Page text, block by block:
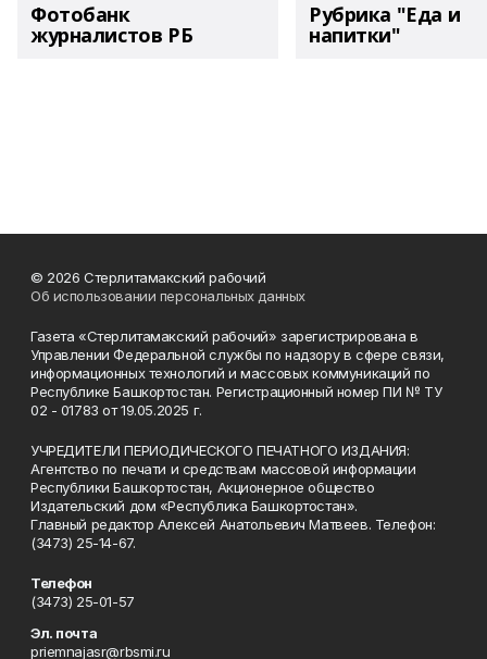
Фотобанк
журналистов РБ
Рубрика "Еда и
напитки"
© 2026 Стерлитамакский рабочий
Об использовании персональных данных
Газета «Стерлитамакский рабочий» зарегистрирована в
Управлении Федеральной службы по надзору в сфере связи,
информационных технологий и массовых коммуникаций по
Республике Башкортостан. Регистрационный номер ПИ № ТУ
02 - 01783 от 19.05.2025 г.
УЧРЕДИТЕЛИ ПЕРИОДИЧЕСКОГО ПЕЧАТНОГО ИЗДАНИЯ:
Агентство по печати и средствам массовой информации
Республики Башкортостан, Акционерное общество
Издательский дом «Республика Башкортостан».
Главный редактор Алексей Анатольевич Матвеев. Телефон:
(3473) 25-14-67.
Телефон
(3473) 25-01-57
Эл. почта
priemnajasr@rbsmi.ru